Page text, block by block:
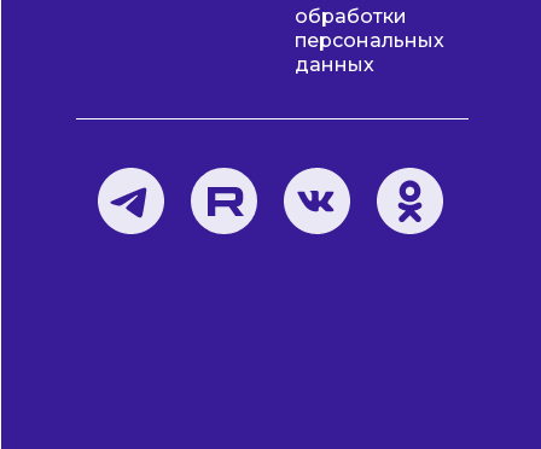
обработки
персональных
данных